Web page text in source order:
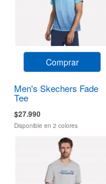
Comprar
Men's Skechers Fade
Tee
$27.990
Disponible en 2 colores